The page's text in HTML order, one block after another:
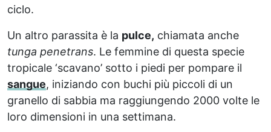
ciclo.
Un altro parassita è la pulce, chiamata anche
tunga penetrans. Le femmine di questa specie
tropicale ‘scavano’ sotto i piedi per pompare il
sangue, iniziando con buchi più piccoli di un
granello di sabbia ma raggiungendo 2000 volte le
loro dimensioni in una settimana.